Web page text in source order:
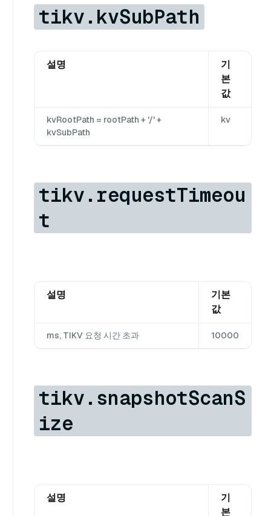
tikv.kvSubPath
설명
기
본
값
kvRootPath = rootPath + '/' +
kvSubPath
kv
tikv.requestTimeou
t
설명
기본
값
ms, TIKV 요청 시간 초과 10000
tikv.snapshotScanS
ize
설명
기
본